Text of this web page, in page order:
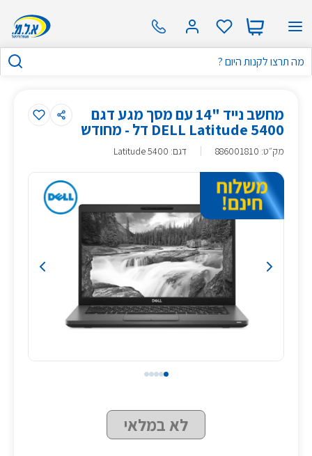
מחשב נייד "14 עם מסך מגע דגם
DELL Latitude 5400 דל - מחודש
מק״ט:
886001810 דגם: Latitude 5400
לא במלאי